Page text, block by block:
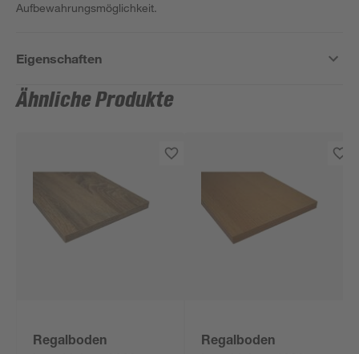
Aufbewahrungsmöglichkeit.
Eigenschaften
Ähnliche Produkte
Regalboden
Regalboden